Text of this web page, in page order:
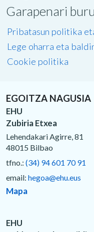
Garapenari
Pribatasun politika
Lege oharra eta
Cookie politika
EGOITZA NAGUSIA
EHU
Zubiria Etxea
Lehendakari Agirre, 81
48015 Bilbao
tfno.: (34) 94 601 70 91
email: hegoa@ehu.eus
Mapa
EHU